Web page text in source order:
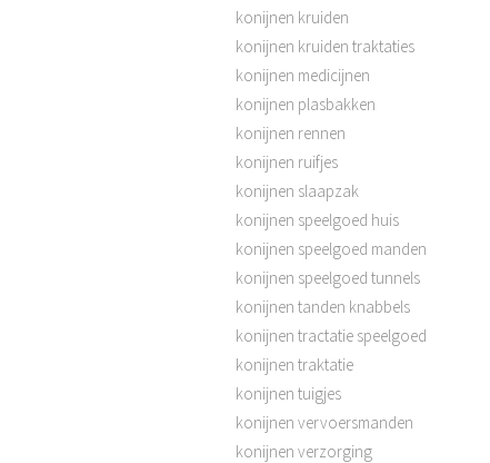
konijnen kruiden
konijnen kruiden traktaties
konijnen medicijnen
konijnen plasbakken
konijnen rennen
konijnen ruifjes
konijnen slaapzak
konijnen speelgoed huis
konijnen speelgoed manden
konijnen speelgoed tunnels
konijnen tanden knabbels
konijnen tractatie speelgoed
konijnen traktatie
konijnen tuigjes
konijnen vervoersmanden
konijnen verzorging